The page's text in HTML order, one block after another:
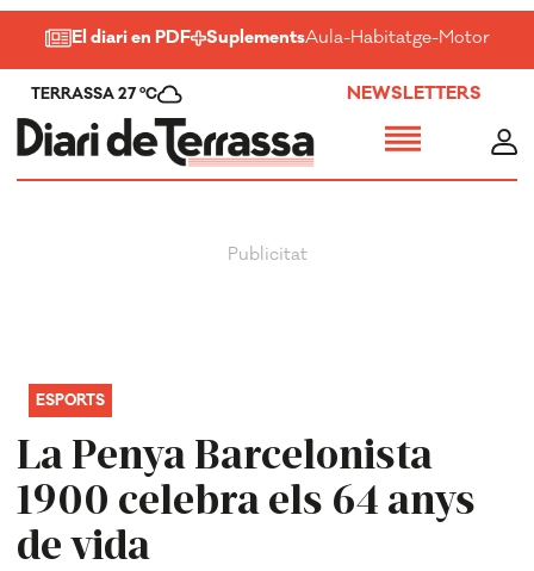
El diari en PDF SuplementsAula-Habitatge-Motor-
TERRASSA 27 ºC NEWSLETTERS
La Penya Barcelonista
1900 celebra els 64 anys
de vida
ESPORTS